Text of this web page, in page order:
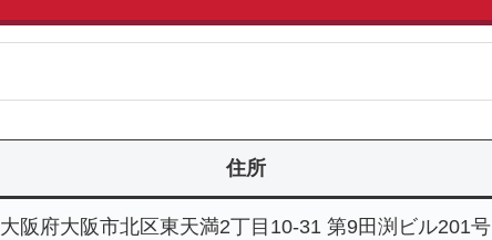
住所
大阪府大阪市北区東天満2丁目10-31 第9田渕ビル201号